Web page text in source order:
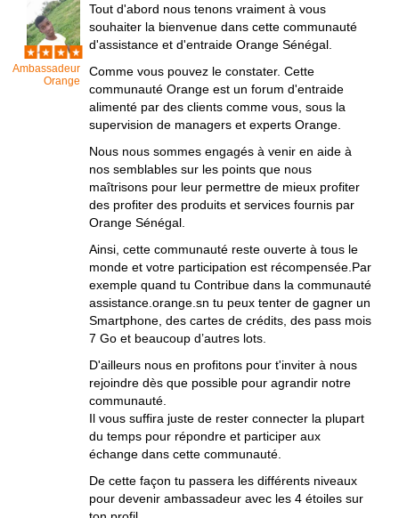
Ambassadeur
Orange
Tout d'abord nous tenons vraiment à vous
souhaiter la bienvenue dans cette communauté
d'assistance et d'entraide Orange Sénégal.
Comme vous pouvez le constater. Cette
communauté Orange est un forum d'entraide
alimenté par des clients comme vous, sous la
supervision de managers et experts Orange.
Nous nous sommes engagés à venir en aide à
nos semblables sur les points que nous
maîtrisons pour leur permettre de mieux profiter
des profiter des produits et services fournis par
Orange Sénégal.
Ainsi, cette communauté reste ouverte à tous le
monde et votre participation est récompensée.Par
exemple quand tu Contribue dans la communauté
assistance.orange.sn tu peux tenter de gagner un
Smartphone, des cartes de crédits, des pass mois
7 Go et beaucoup d’autres lots.
D'ailleurs nous en profitons pour t'inviter à nous
rejoindre dès que possible pour agrandir notre
communauté.
Il vous suffira juste de rester connecter la plupart
du temps pour répondre et participer aux
échange dans cette communauté.
De cette façon tu passera les différents niveaux
pour devenir ambassadeur avec les 4 étoiles sur